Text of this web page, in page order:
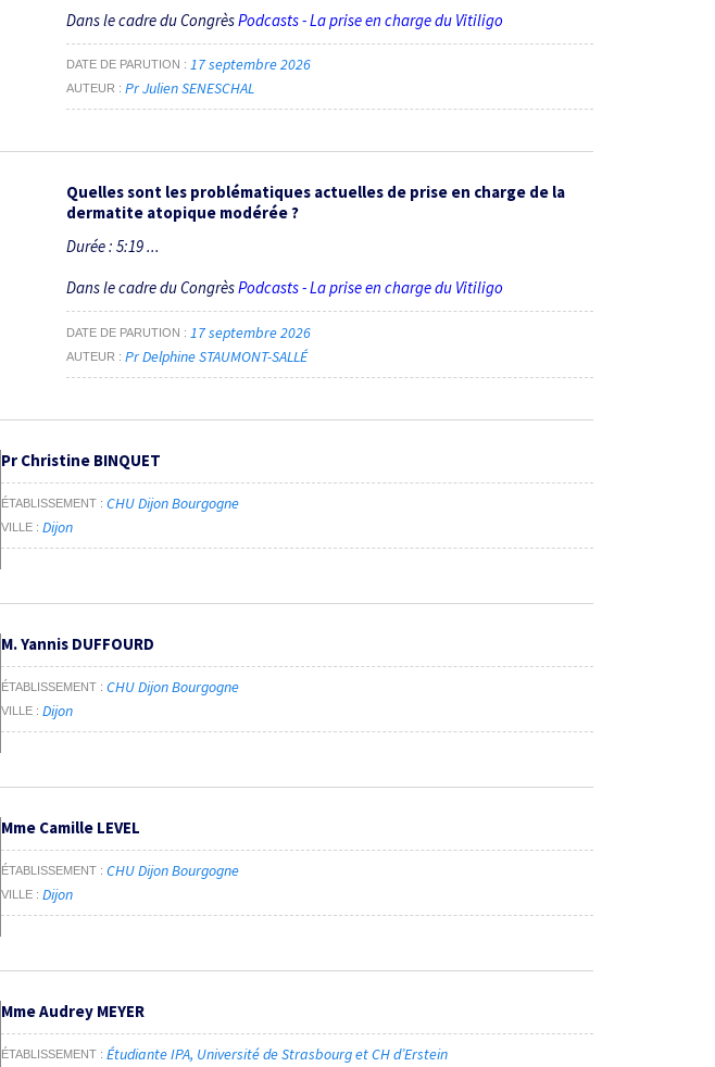
Dans le cadre du CongrèsPodcasts - La prise en charge du Vitiligo
DATE DE PARUTION 17 septembre 2026
AUTEUR Pr Julien SENESCHAL
Quelles sont les problématiques actuelles de prise en charge de la
dermatite atopique modérée ?
Durée : 5:19 ...
Dans le cadre du CongrèsPodcasts - La prise en charge du Vitiligo
DATE DE PARUTION 17 septembre 2026
AUTEUR Pr Delphine STAUMONT-SALLÉ
Pr Christine BINQUET
ÉTABLISSEMENT CHU Dijon Bourgogne
VILLE Dijon
M. Yannis DUFFOURD
ÉTABLISSEMENT CHU Dijon Bourgogne
VILLE Dijon
Mme Camille LEVEL
ÉTABLISSEMENT CHU Dijon Bourgogne
VILLE Dijon
Mme Audrey MEYER
ÉTABLISSEMENT Étudiante IPA, Université de Strasbourg et CH d’Erstein